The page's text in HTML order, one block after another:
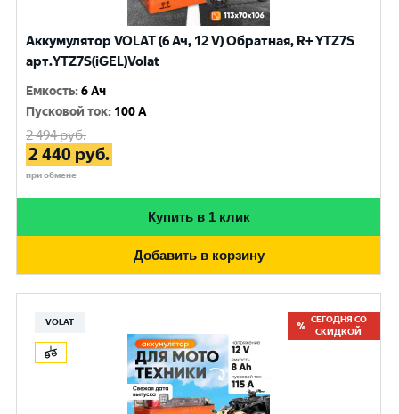
Аккумулятор VOLAT (6 Ач, 12 V) Обратная, R+ YTZ7S
арт.YTZ7S(iGEL)Volat
Емкость:6 Ач
Пусковой ток: 100 A
2 494руб.
2 440 руб.
при обмене
Купить в 1 клик
Добавить в корзину
VOLAT
СЕГОДНЯ СО
СКИДКОЙ